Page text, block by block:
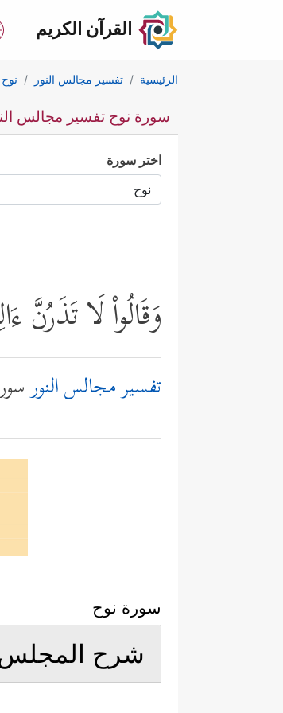
القرآن الكريم
الرئيسية تفسير مجالس النور نوح
سورة نوح تفسير مجالس النور
اختر سورة
وَقَالُواْ لَا تَذَرُنَّ
تفسير مجالس النور
سورة نوح
شرح